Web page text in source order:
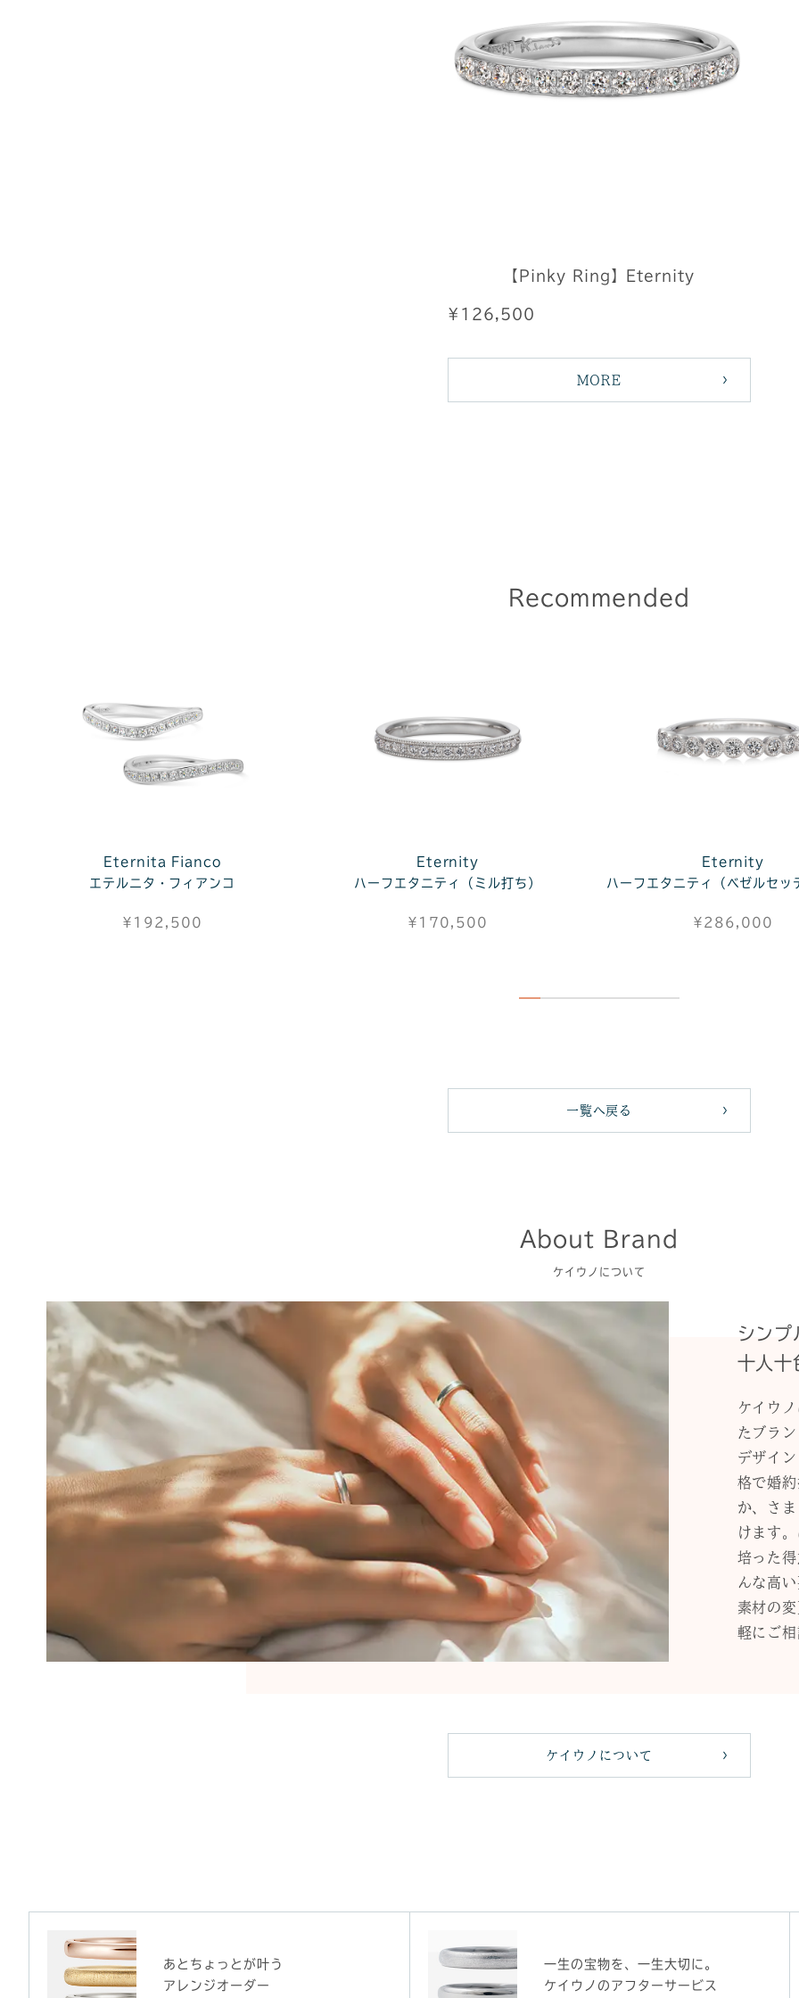
【Pinky Ring】Eternity
¥126,500
MORE
Recommended
Eternita Fianco
エテルニタ・フィアンコ
¥192,500
Eternity
ハーフエタニティ（ミル打ち）
¥170,500
Eternity
ハーフエタニティ（ベゼルセッ
¥286,000
一覧へ戻る
About Brand
ケイウノについて
シン
十人
ケイウ
たブラ
デザイ
格で婚
か、さ
けます
培った
んな高
素材の
軽にご
ケイウノについて
あとちょっとが叶う
アレンジオーダー
一生の宝物を、一生大切に。
ケイウノのアフターサービス